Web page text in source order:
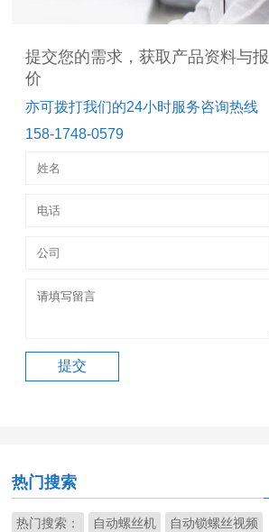
提交您的需求，获取产品资料与报
价
亦可拨打我们的24小时服务咨询热线
158-1748-0579
热门搜索
热门搜索： 自动螺丝机 自动锁螺丝视频